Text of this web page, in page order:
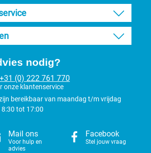
nodig?
+31 (0) 222 761 770
onze klantenservice
bereikbaar van maandag t/m vrijdag
8:30 tot 17:00
Mail ons
Voor hulp en
advies
Facebook
Stel jouw vraag